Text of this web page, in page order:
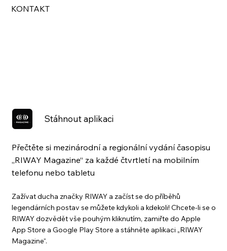
KONTAKT
Stáhnout aplikaci
Přečtěte si mezinárodní a regionální vydání časopisu
„RIWAY Magazine“ za každé čtvrtletí na mobilním
telefonu nebo tabletu
Zažívat ducha značky RIWAY a začíst se do příběhů
legendárních postav se můžete kdykoli a kdekoli! Chcete-li se o
RIWAY dozvědět vše pouhým kliknutím, zamiřte do Apple
App Store a Google Play Store a stáhněte aplikaci „RIWAY
Magazine“.